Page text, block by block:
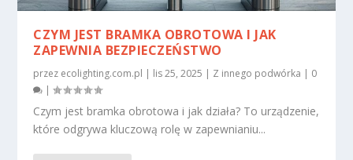
CZYM JEST BRAMKA OBROTOWA I JAK
ZAPEWNIA BEZPIECZEŃSTWO
przez ecolighting.com.pl | lis 25, 2025 | Z innego podwórka | 0
|
Czym jest bramka obrotowa i jak działa? To urządzenie,
które odgrywa kluczową rolę w zapewnianiu...